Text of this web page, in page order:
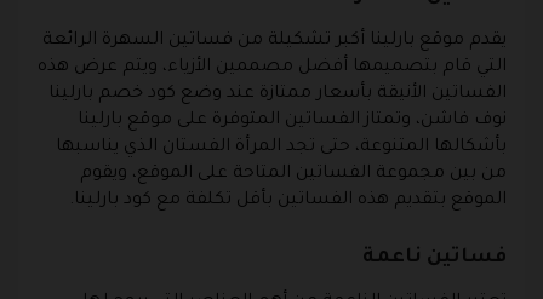
يقدم موقع بارلينا أكبر تشكيلة من فساتين السهرة الرائعة
التي قام بتصميمها أفضل مصممين الأزياء، ويتم عرض هذه
الفساتين الأنيقة بأسعار ممتازة عند وضع كود خصم بارلينا
نوف فاشن، وتمتاز الفساتين المتوفرة على موقع بارلينا
بأشكالها المتنوعة، حتى تجد المرأة الفستان الذي يناسبها
من بين مجموعة الفساتين المتاحة على الموقع، ويقوم
الموقع بتقديم هذه الفساتين بأقل تكلفة مع كود بارلينا.
فساتين ناعمة